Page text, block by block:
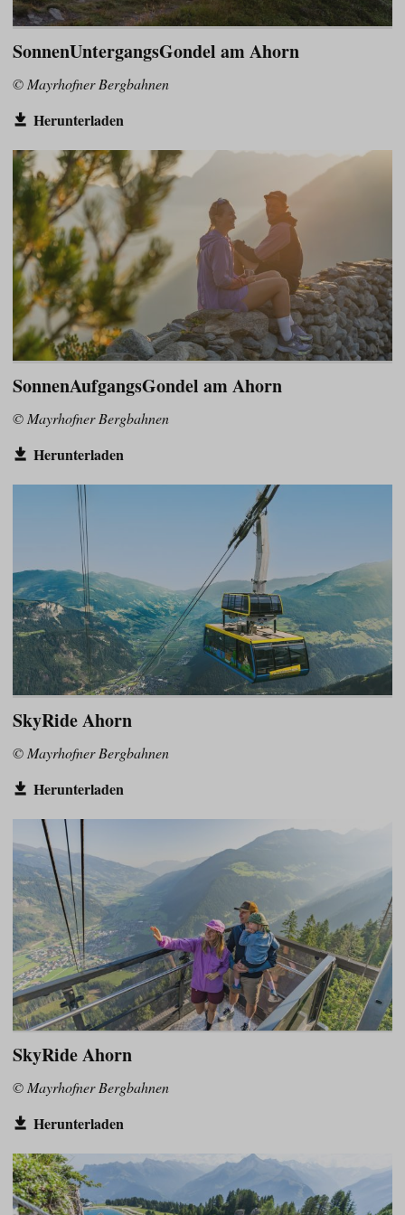
SonnenUntergangsGondel am Ahorn
© Mayrhofner Bergbahnen
Herunterladen
SonnenAufgangsGondel am Ahorn
© Mayrhofner Bergbahnen
Herunterladen
SkyRide Ahorn
© Mayrhofner Bergbahnen
Herunterladen
SkyRide Ahorn
© Mayrhofner Bergbahnen
Herunterladen